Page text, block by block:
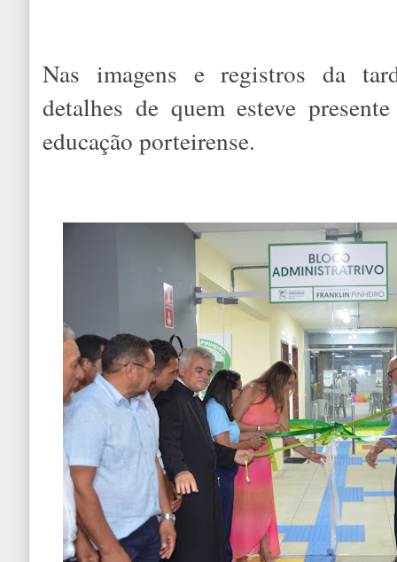
Nas imagens e registros da
detalhes de quem esteve
educação porteirense.